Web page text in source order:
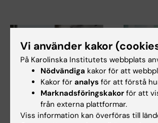
18 maj 2026
Att leva i en värld
Vi använder kakor
På Karolinska Institutets webbplats
Nödvändiga kakor för att
Kakor för analys för att förstå
Marknadsföringskakor för att
från externa plattformar.
Viss information kan överföras till